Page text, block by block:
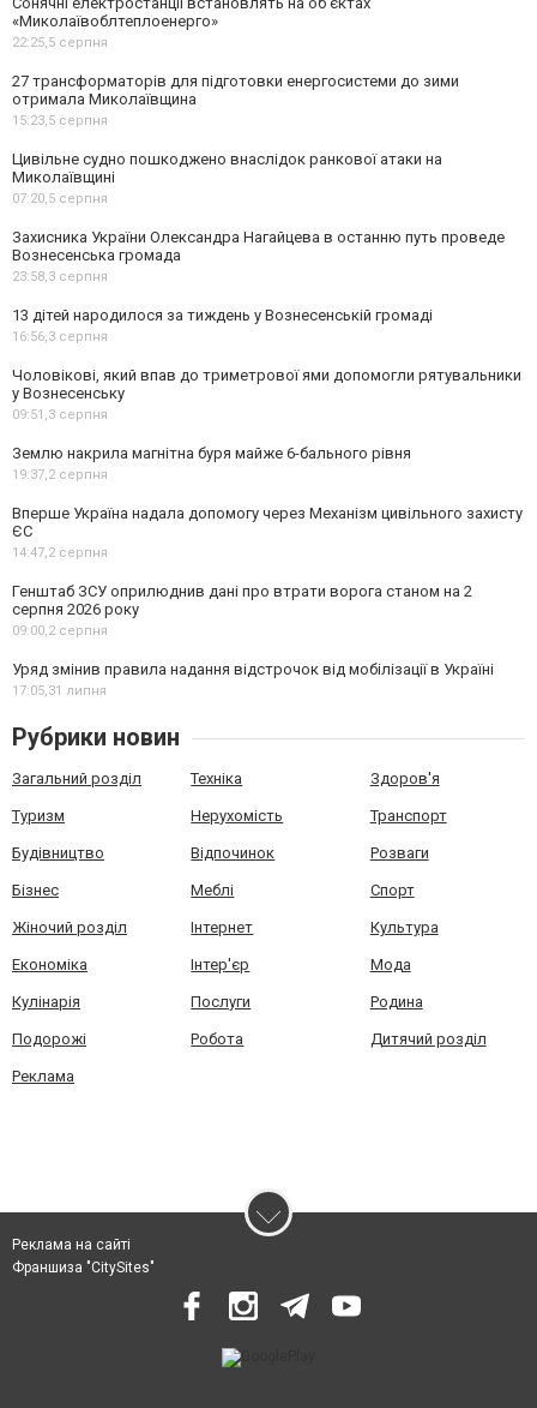
«Миколаївоблтеплоенерго»
22:25,5 серпня
27 трансформаторів для підготовки енергосистеми до зими
отримала Миколаївщина
15:23,5 серпня
Цивільне судно пошкоджено внаслідок ранкової атаки на
Миколаївщині
07:20,5 серпня
Захисника України Олександра Нагайцева в останню путь проведе
Вознесенська громада
23:58,3 серпня
13 дітей народилося за тиждень у Вознесенській громаді
16:56,3 серпня
Чоловікові, який впав до триметрової ями допомогли рятувальники
у Вознесенську
09:51,3 серпня
Землю накрила магнітна буря майже 6-бального рівня
19:37,2 серпня
Вперше Україна надала допомогу через Механізм цивільного захисту
ЄС
14:47,2 серпня
Генштаб ЗСУ оприлюднив дані про втрати ворога станом на 2
серпня 2026 року
09:00,2 серпня
Уряд змінив правила надання відстрочок від мобілізації в Україні
17:05,31 липня
Рубрики новин
Загальний розділ Техніка Здоров'я
Туризм Нерухомість Транспорт
Будівництво Відпочинок Розваги
Бізнес Меблі Спорт
Жіночий розділ Інтернет Культура
Економіка Інтер'єр Мода
Кулінарія Послуги Родина
Подорожі Робота Дитячий розділ
Реклама
Реклама на сайті
Франшиза "CitySites"